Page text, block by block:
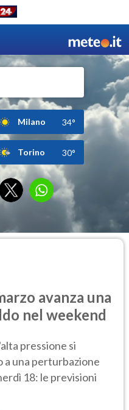
Milano 34°
Torino 30°
avanza una
nel weekend
pressione si
a una perturbazione
18: le previsioni